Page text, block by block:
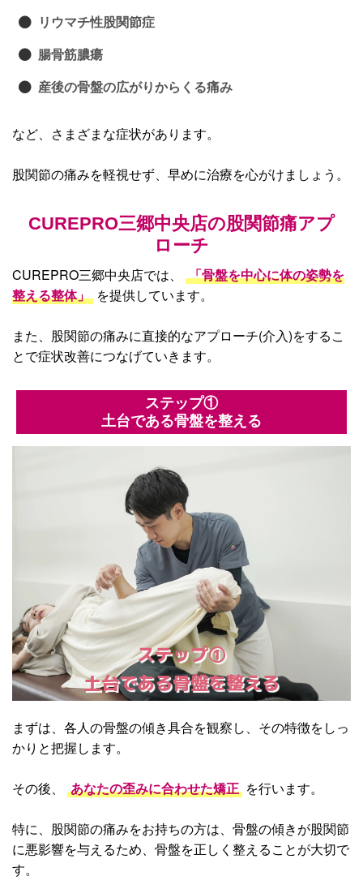
リウマチ性股関節症
腸骨筋膿瘍
産後の骨盤の広がりからくる痛み
など、さまざまな症状があります。
股関節の痛みを軽視せず、早めに治療を心がけましょう。
CUREPRO三郷中央店の股関節痛アプ
ローチ
CUREPRO三郷中央店では、
「骨盤を中心に体の姿勢を
整える整体」 を提供しています。
また、股関節の痛みに直接的なアプローチ(介入)をするこ
とで症状改善につなげていきます。
ステップ①
土台である骨盤を整える
ステップ①
土台である骨盤を整える
まずは、各人の骨盤の傾き具合を観察し、その特徴をしっ
かりと把握します。
その後、 あなたの歪みに合わせた矯正 を行います。
特に、股関節の痛みをお持ちの方は、骨盤の傾きが股関節
に悪影響を与えるため、骨盤を正しく整えることが大切で
す。